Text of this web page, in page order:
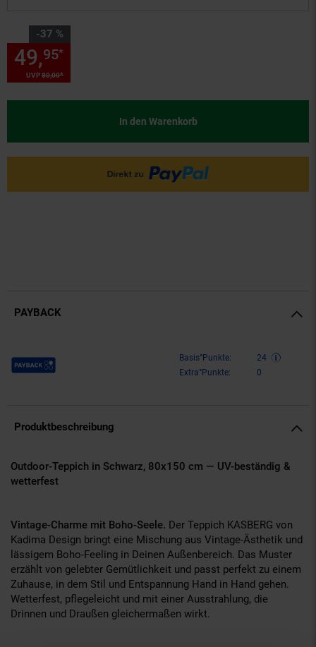
-37 %
Sie Sparen 37 Prozent,
UVP80,00*
49,95*
In den Warenkorb
PAYBACK
Payback Punkte Basis°Punkte:
24
Extra°Punkte:
0
Produktbeschreibung
Outdoor-Teppich in Schwarz, 80x150 cm — UV-beständig &
wetterfest
Vintage-Charme mit Boho-Seele. Der Teppich KASBERG von
Kadima Design bringt eine Mischung aus Vintage-Ästhetik und
lässigem Boho-Feeling in Deinen Außenbereich. Das Muster
erzählt von gelebter Gemütlichkeit und passt perfekt zu einem
Zuhause, in dem Stil und Entspannung Hand in Hand gehen.
Wetterfest, pflegeleicht und mit einer Ausstrahlung, die
Drinnen und Draußen gleichermaßen wirkt.